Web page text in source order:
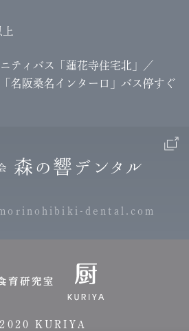
上
ティバス「蓮花寺住宅北」／
名阪桑名インター口」バス停すぐ
dental.com
KURIYA